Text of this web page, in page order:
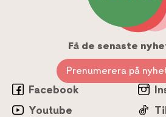
Få de senaste
Prenumerera på
Facebook
Youtube